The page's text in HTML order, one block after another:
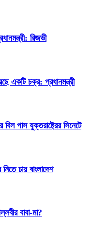
রিজভী
একটি চক্র: প্রধানমন্ত্রী
পাস যুক্তরাষ্ট্রের সিনেটে
চায় বাংলাদেশ
বাবা-মা?